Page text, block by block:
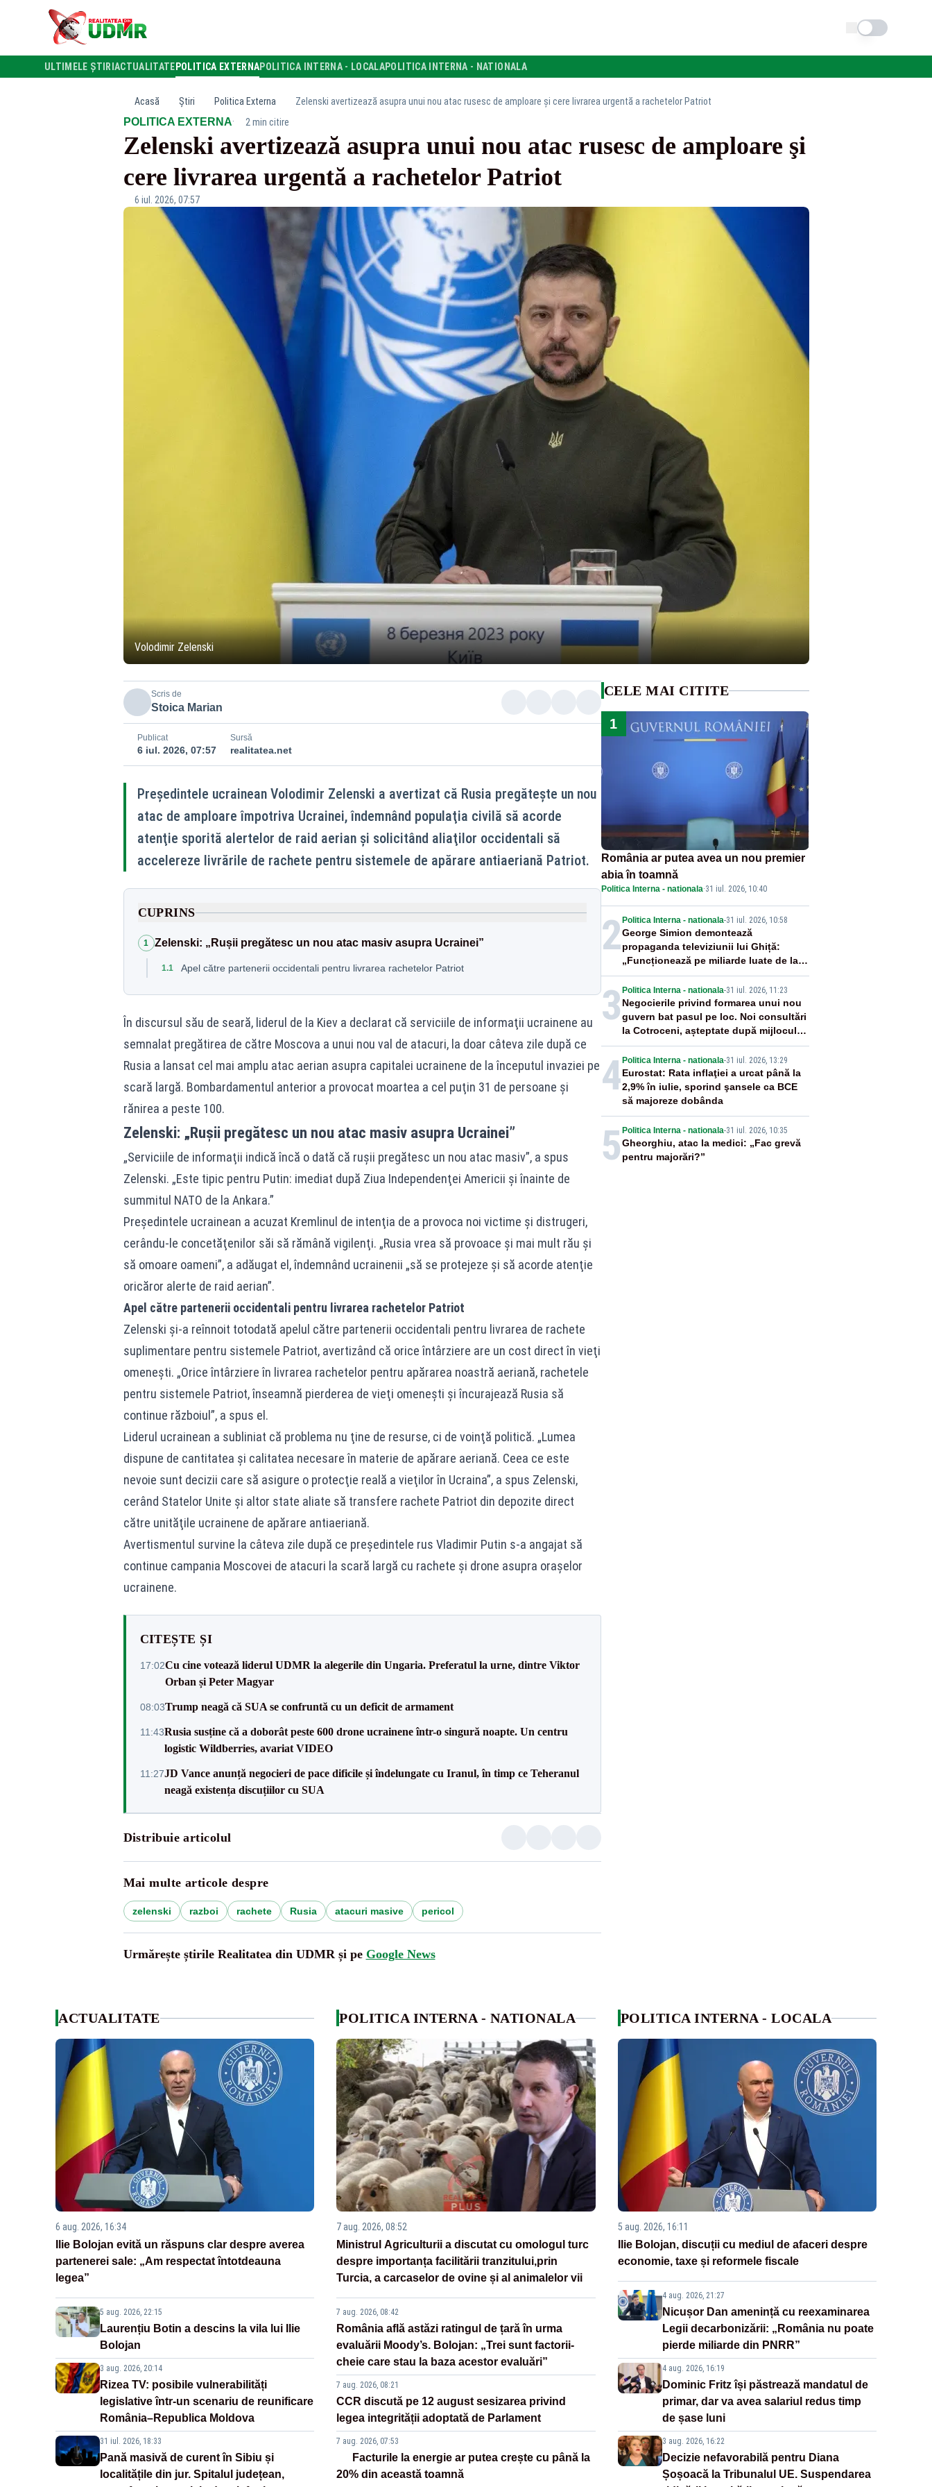
Schimba tema
ULTIMELE ȘTIRI ACTUALITATE POLITICA EXTERNAPOLITICA INTERNA - LOCALAPOLITICA INTERNA - NATIONALA
Acasă Știri Politica Externa Zelenski avertizează asupra unui nou atac rusesc de amploare şi cere livrarea urgentă a rachetelor Patriot
POLITICA EXTERNA· 2 min citire
Zelenski avertizează asupra unui nou atac rusesc de amploare şi
cere livrarea urgentă a rachetelor Patriot
6 iul. 2026, 07:57
Volodimir Zelenski
Scris de
Stoica Marian
Publicat
6 iul. 2026, 07:57
Sursă
realitatea.net
Preşedintele ucrainean Volodimir Zelenski a avertizat că Rusia pregăteşte un nou
atac de amploare împotriva Ucrainei, îndemnând populaţia civilă să acorde
atenţie sporită alertelor de raid aerian şi solicitând aliaţilor occidentali să
accelereze livrările de rachete pentru sistemele de apărare antiaeriană Patriot.
CUPRINS
1 Zelenski: „Rușii pregătesc un nou atac masiv asupra Ucrainei”
1.1 Apel către partenerii occidentali pentru livrarea rachetelor Patriot
În discursul său de seară, liderul de la Kiev a declarat că serviciile de informaţii ucrainene au
semnalat pregătirea de către Moscova a unui nou val de atacuri, la doar câteva zile după ce
Rusia a lansat cel mai amplu atac aerian asupra capitalei ucrainene de la începutul invaziei pe
scară largă. Bombardamentul anterior a provocat moartea a cel puţin 31 de persoane şi
rănirea a peste 100.
Zelenski: „Rușii pregătesc un nou atac masiv asupra Ucrainei”
„Serviciile de informaţii indică încă o dată că ruşii pregătesc un nou atac masiv”, a spus
Zelenski. „Este tipic pentru Putin: imediat după Ziua Independenţei Americii şi înainte de
summitul NATO de la Ankara.”
Preşedintele ucrainean a acuzat Kremlinul de intenţia de a provoca noi victime şi distrugeri,
cerându-le concetăţenilor săi să rămână vigilenţi. „Rusia vrea să provoace şi mai mult rău şi
să omoare oameni”, a adăugat el, îndemnând ucrainenii „să se protejeze şi să acorde atenţie
oricăror alerte de raid aerian”.
Apel către partenerii occidentali pentru livrarea rachetelor Patriot
Zelenski şi-a reînnoit totodată apelul către partenerii occidentali pentru livrarea de rachete
suplimentare pentru sistemele Patriot, avertizând că orice întârziere are un cost direct în vieţi
omeneşti. „Orice întârziere în livrarea rachetelor pentru apărarea noastră aeriană, rachetele
pentru sistemele Patriot, înseamnă pierderea de vieţi omeneşti şi încurajează Rusia să
continue războiul”, a spus el.
Liderul ucrainean a subliniat că problema nu ţine de resurse, ci de voinţă politică. „Lumea
dispune de cantitatea şi calitatea necesare în materie de apărare aeriană. Ceea ce este
nevoie sunt decizii care să asigure o protecţie reală a vieţilor în Ucraina”, a spus Zelenski,
cerând Statelor Unite şi altor state aliate să transfere rachete Patriot din depozite direct
către unităţile ucrainene de apărare antiaeriană.
Avertismentul survine la câteva zile după ce preşedintele rus Vladimir Putin s-a angajat să
continue campania Moscovei de atacuri la scară largă cu rachete şi drone asupra oraşelor
ucrainene.
CITEȘTE ȘI
17:02Cu cine votează liderul UDMR la alegerile din Ungaria. Preferatul la urne, dintre Viktor
Orban și Peter Magyar
08:03Trump neagă că SUA se confruntă cu un deficit de armament
11:43Rusia susține că a doborât peste 600 drone ucrainene într-o singură noapte. Un centru
logistic Wildberries, avariat VIDEO
11:27JD Vance anunță negocieri de pace dificile și îndelungate cu Iranul, în timp ce Teheranul
neagă existența discuțiilor cu SUA
Distribuie articolul
Mai multe articole despre
zelenski razboi rachete Rusia atacuri masive pericol
Urmărește știrile Realitatea din UDMR și pe Google News
CELE MAI CITITE
1
România ar putea avea un nou premier
abia în toamnă
Politica Interna - nationala·31 iul. 2026, 10:40
2 Politica Interna - nationala-31 iul. 2026, 10:58
George Simion demontează
propaganda televiziunii lui Ghiță:
„Funcționează pe miliarde luate de la
români”
3 Politica Interna - nationala-31 iul. 2026, 11:23
Negocierile privind formarea unui nou
guvern bat pasul pe loc. Noi consultări
la Cotroceni, așteptate după mijlocul
lunii august -SURSE
4 Politica Interna - nationala-31 iul. 2026, 13:29
Eurostat: Rata inflaţiei a urcat până la
2,9% în iulie, sporind şansele ca BCE
să majoreze dobânda
5 Politica Interna - nationala-31 iul. 2026, 10:35
Gheorghiu, atac la medici: „Fac grevă
pentru majorări?”
ACTUALITATE
6 aug. 2026, 16:34
Ilie Bolojan evită un răspuns clar despre averea
partenerei sale: „Am respectat întotdeauna
legea”
5 aug. 2026, 22:15
Laurențiu Botin a descins la vila lui Ilie
Bolojan
3 aug. 2026, 20:14
Rizea TV: posibile vulnerabilități
legislative într-un scenariu de reunificare
România–Republica Moldova
31 iul. 2026, 18:33
Pană masivă de curent în Sibiu și
localitățile din jur. Spitalul județean,
POLITICA INTERNA - NATIONALA
7 aug. 2026, 08:52
Ministrul Agriculturii a discutat cu omologul turc
despre importanța facilitării tranzitului,prin
Turcia, a carcaselor de ovine și al animalelor vii
7 aug. 2026, 08:42
România află astăzi ratingul de țară în urma
evaluării Moody’s. Bolojan: „Trei sunt factorii-
cheie care stau la baza acestor evaluări”
7 aug. 2026, 08:21
CCR discută pe 12 august sesizarea privind
legea integrității adoptată de Parlament
7 aug. 2026, 07:53
Facturile la energie ar putea crește cu până la
20% din această toamnă
POLITICA INTERNA - LOCALA
5 aug. 2026, 16:11
Ilie Bolojan, discuții cu mediul de afaceri despre
economie, taxe și reformele fiscale
4 aug. 2026, 21:27
Nicușor Dan amenință cu reexaminarea
Legii decarbonizării: „România nu poate
pierde miliarde din PNRR”
4 aug. 2026, 16:19
Dominic Fritz își păstrează mandatul de
primar, dar va avea salariul redus timp
de șase luni
3 aug. 2026, 16:22
Decizie nefavorabilă pentru Diana
Șoșoacă la Tribunalul UE. Suspendarea